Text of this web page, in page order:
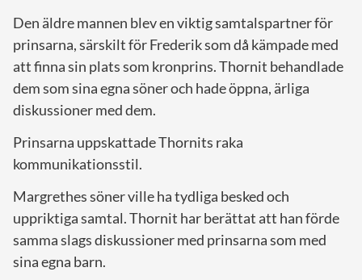
Den äldre mannen blev en viktig samtalspartner för
prinsarna, särskilt för Frederik som då kämpade med
att finna sin plats som kronprins. Thornit behandlade
dem som sina egna söner och hade öppna, ärliga
diskussioner med dem.
Prinsarna uppskattade Thornits raka
kommunikationsstil.
Margrethes söner ville ha tydliga besked och
uppriktiga samtal. Thornit har berättat att han förde
samma slags diskussioner med prinsarna som med
sina egna barn.